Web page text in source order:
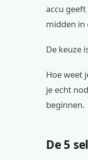
accu
midden in
De keuze
Hoe weet
je echt
beginnen.
De 5